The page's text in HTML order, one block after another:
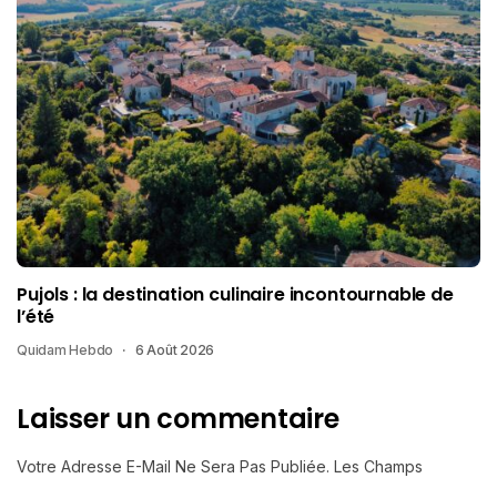
Pujols : la destination culinaire incontournable de
l’été
Quidam Hebdo 6 Août 2026
Laisser un commentaire
Votre Adresse E-Mail Ne Sera Pas Publiée. Les Champs